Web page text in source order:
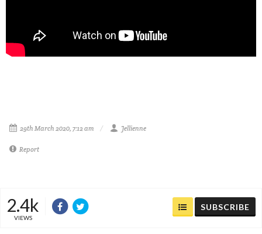
29th March 2020, 7:12 am Jellienne
Report
2.4k
VIEWS
SUBSCRIBE